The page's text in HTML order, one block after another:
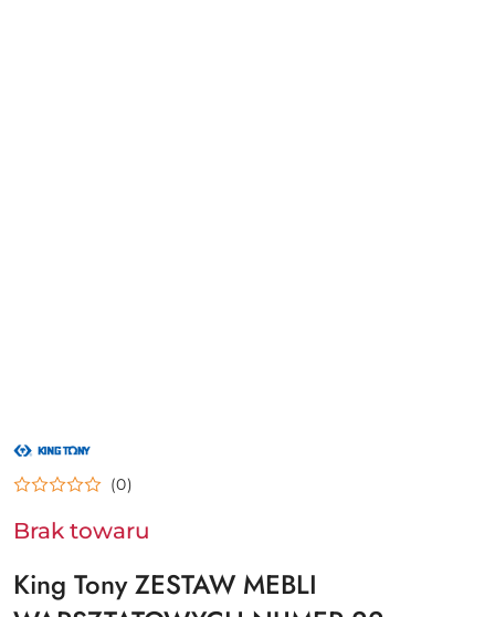
NAZWA
PRODUCENTA:
KING
TONY (0)
Brak towaru
King Tony ZESTAW MEBLI